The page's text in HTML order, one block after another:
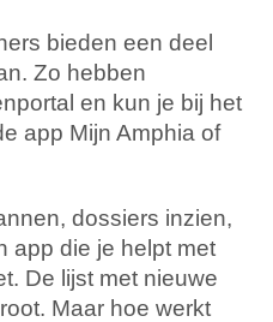
bieden een deel
Zo hebben
en kun je bij het
app Mijn Amphia of
dossiers inzien,
app die je helpt met
De lijst met nieuwe
Maar hoe werkt